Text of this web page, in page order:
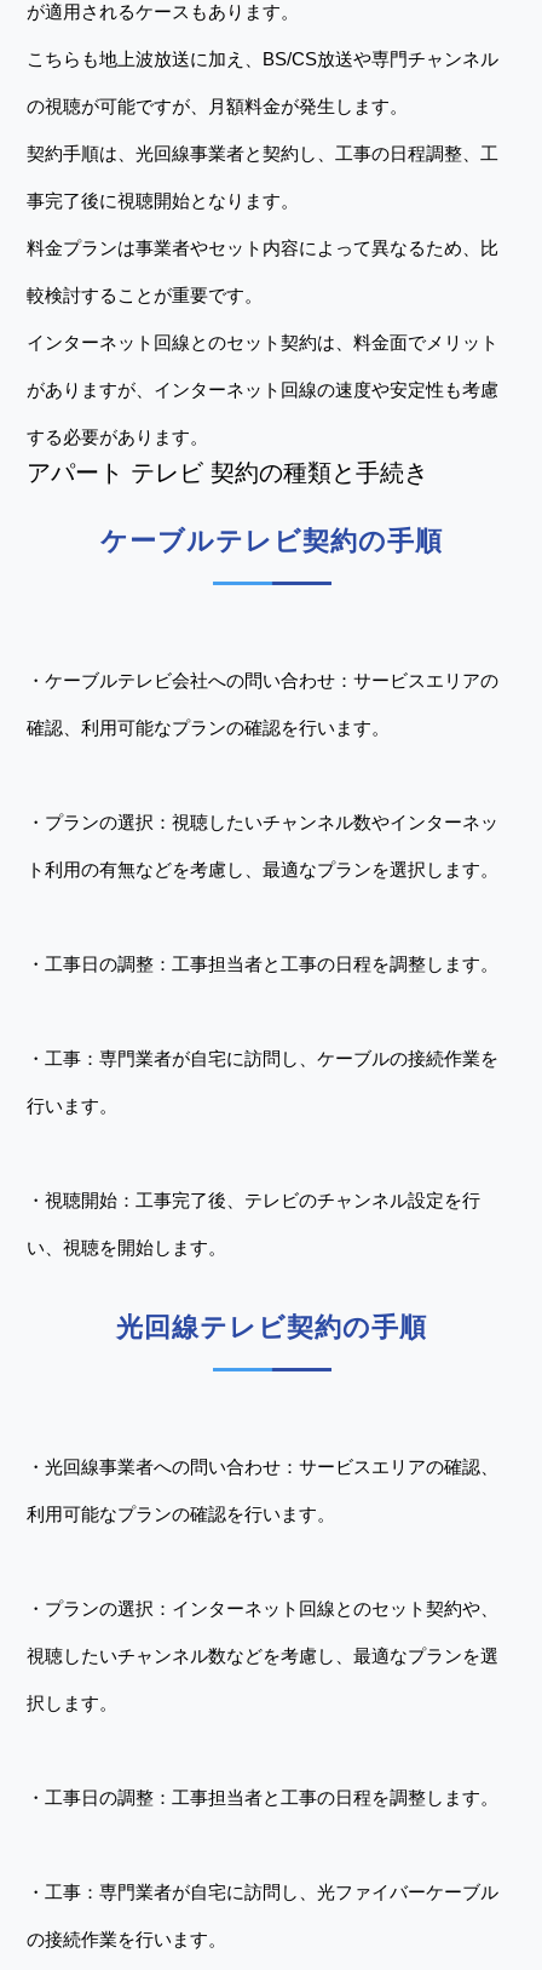
が適用されるケースもあります。
こちらも地上波放送に加え、BS/CS放送や専門チャンネル
の視聴が可能ですが、月額料金が発生します。
契約手順は、光回線事業者と契約し、工事の日程調整、工
事完了後に視聴開始となります。
料金プランは事業者やセット内容によって異なるため、比
較検討することが重要です。
インターネット回線とのセット契約は、料金面でメリット
がありますが、インターネット回線の速度や安定性も考慮
する必要があります。
アパート テレビ 契約の種類と手続き
ケーブルテレビ契約の手順
・ケーブルテレビ会社への問い合わせ：サービスエリアの
確認、利用可能なプランの確認を行います。
・プランの選択：視聴したいチャンネル数やインターネッ
ト利用の有無などを考慮し、最適なプランを選択します。
・工事日の調整：工事担当者と工事の日程を調整します。
・工事：専門業者が自宅に訪問し、ケーブルの接続作業を
行います。
・視聴開始：工事完了後、テレビのチャンネル設定を行
い、視聴を開始します。
光回線テレビ契約の手順
・光回線事業者への問い合わせ：サービスエリアの確認、
利用可能なプランの確認を行います。
・プランの選択：インターネット回線とのセット契約や、
視聴したいチャンネル数などを考慮し、最適なプランを選
択します。
・工事日の調整：工事担当者と工事の日程を調整します。
・工事：専門業者が自宅に訪問し、光ファイバーケーブル
の接続作業を行います。